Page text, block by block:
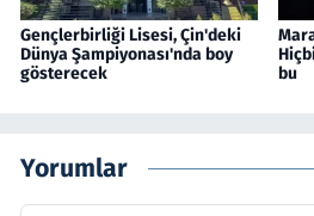
Gençlerbirliği Lisesi, Çin'deki
Dünya Şampiyonası'nda boy
gösterecek
bu
Yorumlar